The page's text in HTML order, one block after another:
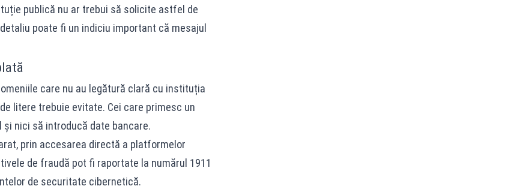
publică nu ar trebui să solicite astfel de
poate fi un indiciu important că mesajul
care nu au legătură clară cu instituția
litere trebuie evitate. Cei care primesc un
nici să introducă date bancare.
prin accesarea directă a platformelor
de fraudă pot fi raportate la numărul 1911
de securitate cibernetică.